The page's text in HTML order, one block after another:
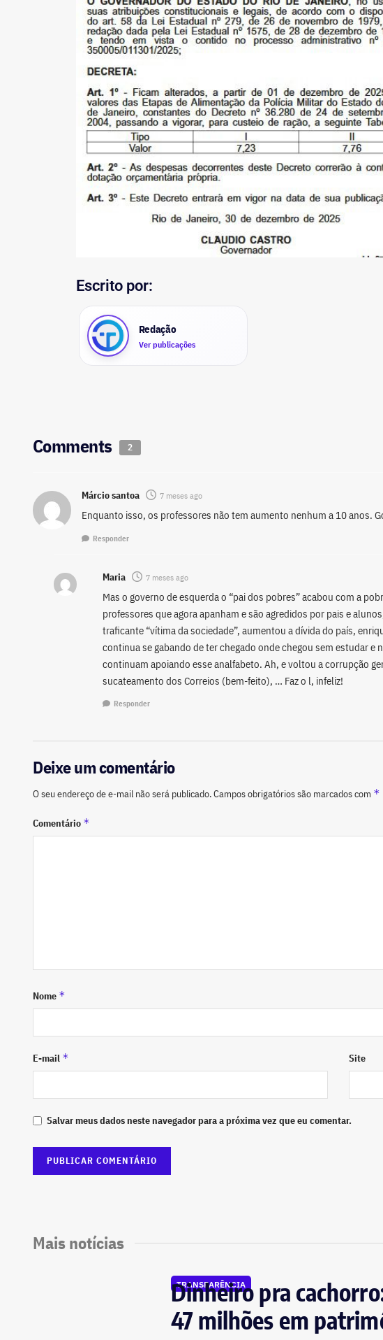
Escrito por:
Redação
Ver publicações
Comments 2
Márcio santoa 7 meses ago
Enquanto isso, os professores não tem aumento nenhum a 10 anos.
Responder
Maria 7 meses ago
Mas o governo de esquerda o “pai dos pobres” acabou com a
professores que agora apanham e são agredidos por pais e
traficante “vítima da sociedade”, aumentou a dívida do país,
continua se gabando de ter chegado onde chegou sem estudar e
continuam apoiando esse analfabeto. Ah, e voltou a corrupção
sucateamento dos Correios (bem-feito), … Faz o l, infeliz!
Responder
Deixe um comentário
O seu endereço de e-mail não será publicado.Campos obrigatórios são marcados com *
Comentário *
Nome *
E-mail * Site
Salvar meus dados neste navegador para a próxima vez que eu comentar.
Mais notícias
TRANSPARÊNCIA
Dinheiro pra
47 milhões em